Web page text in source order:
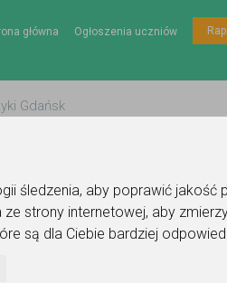
śledzenia, aby poprawić
ze strony internetowej, aby
są dla Ciebie bardziej
główna Ogłoszenia uczniów